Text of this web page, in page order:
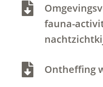

fauna-
 Ontheffing